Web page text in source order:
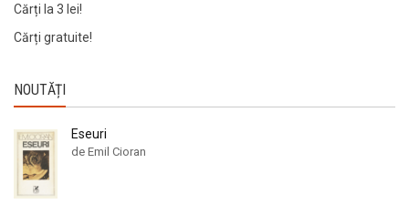
Cărți la 3 lei!
Cărți gratuite!
NOUTĂȚI
Eseuri
de Emil Cioran